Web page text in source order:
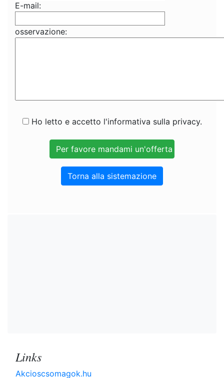
E-mail:
osservazione:
Ho letto e accetto l'informativa sulla privacy.
Torna alla sistemazione
Links
Akcioscsomagok.hu